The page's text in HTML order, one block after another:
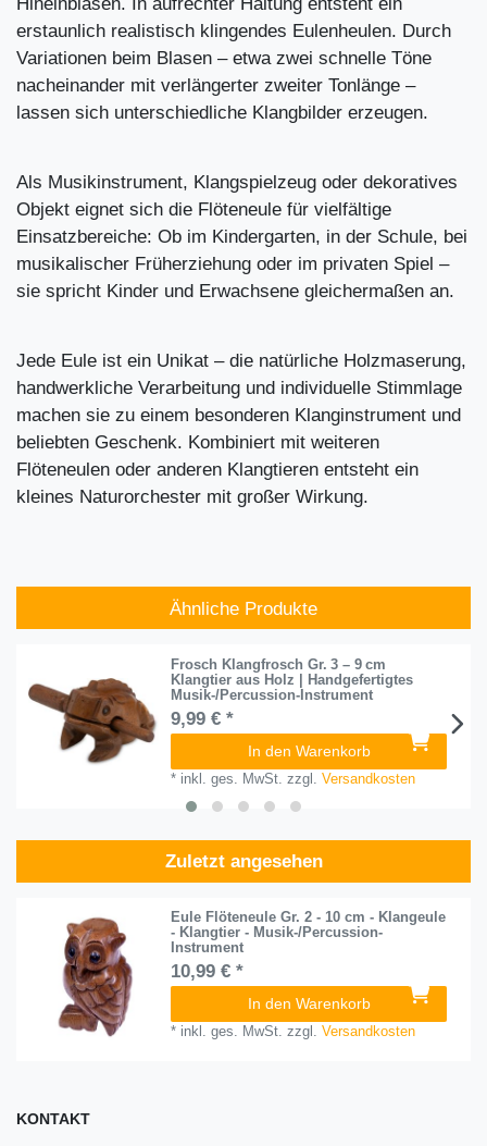
Hineinblasen. In aufrechter Haltung entsteht ein
erstaunlich realistisch klingendes Eulenheulen. Durch
Variationen beim Blasen – etwa zwei schnelle Töne
nacheinander mit verlängerter zweiter Tonlänge –
lassen sich unterschiedliche Klangbilder erzeugen.
Als Musikinstrument, Klangspielzeug oder dekoratives
Objekt eignet sich die Flöteneule für vielfältige
Einsatzbereiche: Ob im Kindergarten, in der Schule, bei
musikalischer Früherziehung oder im privaten Spiel –
sie spricht Kinder und Erwachsene gleichermaßen an.
Jede Eule ist ein Unikat – die natürliche Holzmaserung,
handwerkliche Verarbeitung und individuelle Stimmlage
machen sie zu einem besonderen Klanginstrument und
beliebten Geschenk. Kombiniert mit weiteren
Flöteneulen oder anderen Klangtieren entsteht ein
kleines Naturorchester mit großer Wirkung.
Ähnliche Produkte
Frosch Klangfrosch Gr. 3 – 9 cm
Klangtier aus Holz | Handgefertigtes
Musik-/Percussion-Instrument
9,99 € *
In den Warenkorb
* inkl. ges. MwSt. zzgl.Versandkosten
Zuletzt angesehen
Eule Flöteneule Gr. 2 - 10 cm - Klangeule
- Klangtier - Musik-/Percussion-
Instrument
10,99 € *
In den Warenkorb
* inkl. ges. MwSt. zzgl.Versandkosten
KONTAKT